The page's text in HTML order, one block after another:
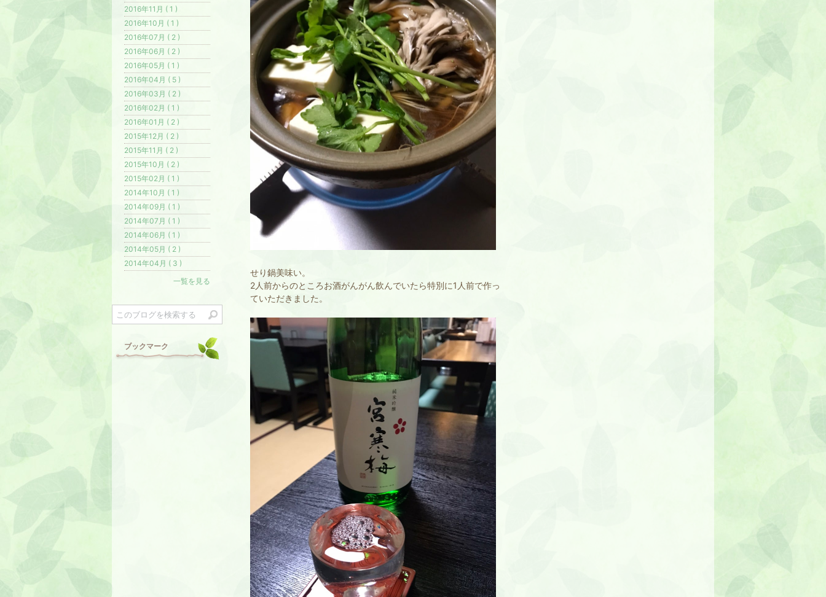
せり鍋美味い。
2人前からのところお酒がんがん飲んでいたら特別に1人前で作っ
ていただきました。
2016年11月 ( 1 )
2016年10月 ( 1 )
2016年07月 ( 2 )
2016年06月 ( 2 )
2016年05月 ( 1 )
2016年04月 ( 5 )
2016年03月 ( 2 )
2016年02月 ( 1 )
2016年01月 ( 2 )
2015年12月 ( 2 )
2015年11月 ( 2 )
2015年10月 ( 2 )
2015年02月 ( 1 )
2014年10月 ( 1 )
2014年09月 ( 1 )
2014年07月 ( 1 )
2014年06月 ( 1 )
2014年05月 ( 2 )
2014年04月 ( 3 )
一覧を見る
ブックマーク